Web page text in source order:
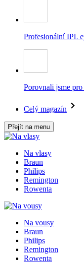
Profesionální IPL
Porovnali jsme
Celý magazín
Přejít na menu
Na vlasy
Braun
Philips
Remington
Rowenta
Na vousy
Braun
Philips
Remington
Rowenta